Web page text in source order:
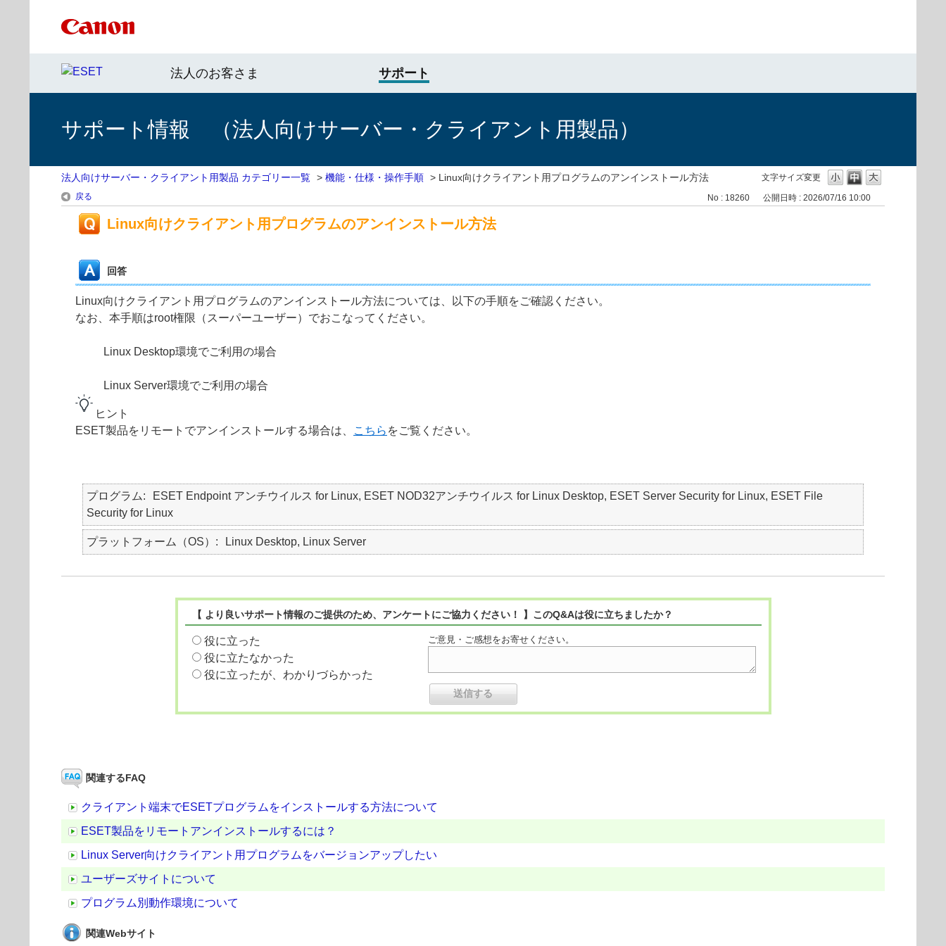
法人のお客さま サポート
サポート情報 （法人向けサーバー・クライアント用製品）
文字サイズ変更
法人向けサーバー・クライアント用製品 カテゴリー一覧 > 機能・仕様・操作手順 > Linux向けクライアント用プログラムのアンインストール方法
戻る No : 18260 公開日時 : 2026/07/16 10:00
Linux向けクライアント用プログラムのアンインストール方法
回答
Linux向けクライアント用プログラムのアンインストール方法については、以下の手順をご確認ください。
なお、本手順はroot権限（スーパーユーザー）でおこなってください。
Linux Desktop環境でご利用の場合
Linux Server環境でご利用の場合
ヒント
ESET製品をリモートでアンインストールする場合は、
こちら をご覧ください。
プログラム
ESET Endpoint アンチウイルス for Linux, ESET NOD32アンチウイルス for Linux Desktop, ESET Server Security for Linux, ESET File
Security for Linux
プラットフォーム（OS） Linux Desktop, Linux Server
【 より良いサポート情報のご提供のため、アンケートにご協力ください！ 】このQ&Aは役に立ちましたか？
役に立った
役に立たなかった
役に立ったが、わかりづらかった
ご意見・ご感想をお寄せください。
関連するFAQ
クライアント端末でESETプログラムをインストールする方法について
ESET製品をリモートアンインストールするには？
Linux Server向けクライアント用プログラムをバージョンアップしたい
ユーザーズサイトについて
プログラム別動作環境について
関連Webサイト